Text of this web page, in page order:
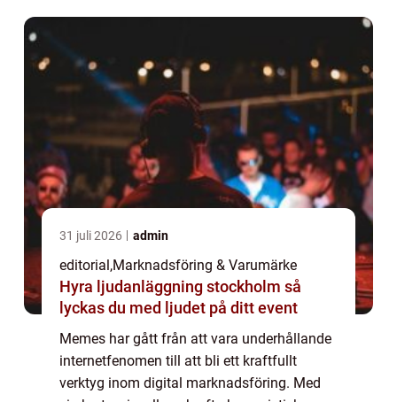
31 juli 2026 admin
editorial ,Marknadsföring & Varumärke
Hyra ljudanläggning stockholm så
lyckas du med ljudet på ditt event
Memes har gått från att vara underhållande
internetfenomen till att bli ett kraftfullt
verktyg inom digital marknadsföring. Med